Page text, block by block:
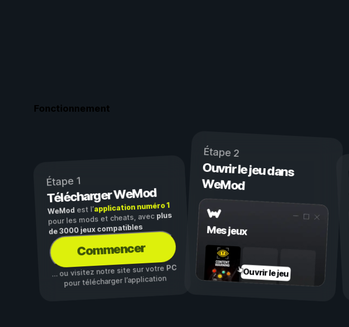
Fonctionnement
Étape 1
Télécharger WeMod
WeModest l’application numéro 1
pour les mods et cheats, avecplus
de 3000 jeux compatibles
Commencer
… ou visitez notre site sur votre PC
pour télécharger l’application
Étape 2
Ouvrir le jeu dans
WeMod
Mes jeux
Ouvrir le jeu